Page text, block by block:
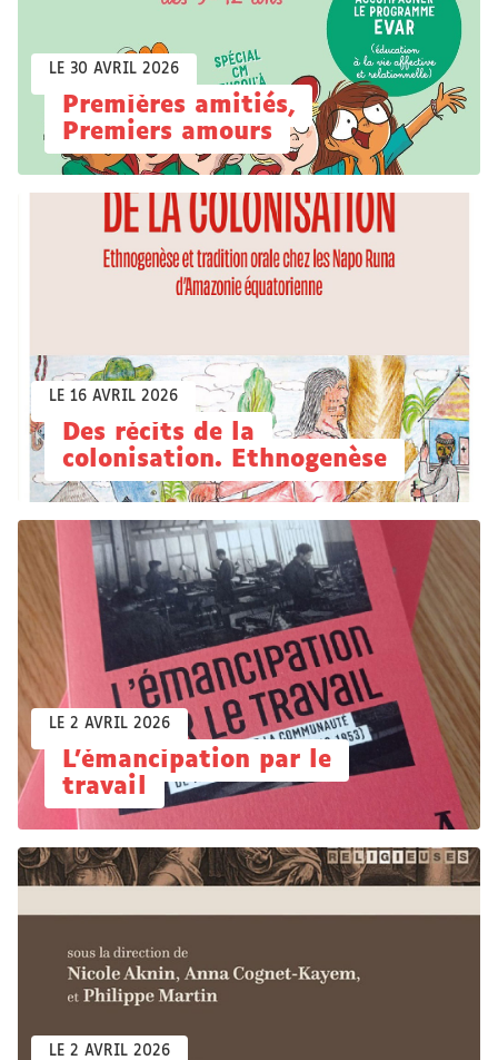
LE 30 AVRIL 2026
Premières amitiés,
Premiers amours
LE 16 AVRIL 2026
Des récits de la
colonisation. Ethnogenèse
LE 2 AVRIL 2026
L'émancipation par le
travail
LE 2 AVRIL 2026